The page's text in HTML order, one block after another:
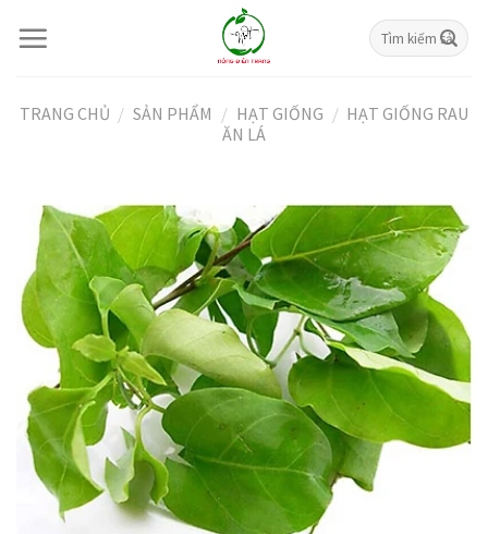
Tìm
kiếm:
TRANG CHỦ / SẢN PHẨM / HẠT GIỐNG / HẠT GIỐNG RAU
ĂN LÁ